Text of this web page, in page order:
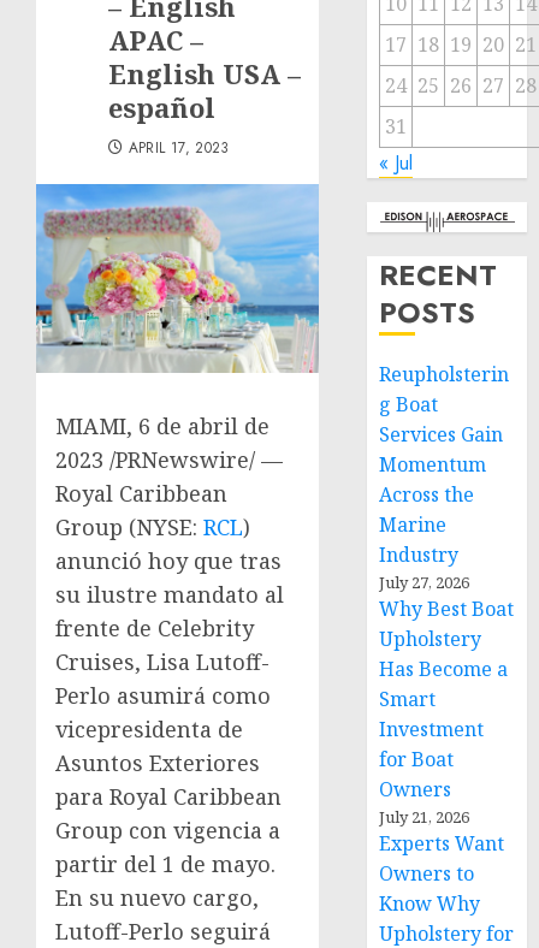
APAC –
English USA –
español
APRIL 17, 2023
MIAMI, 6 de abril de
2023 /PRNewswire/ —
Royal Caribbean
Group (NYSE: RCL)
anunció hoy que tras
su ilustre mandato al
frente de Celebrity
Cruises, Lisa Lutoff-
Perlo asumirá como
vicepresidenta de
Asuntos Exteriores
para Royal Caribbean
Group con vigencia a
partir del 1 de mayo.
En su nuevo cargo,
Lutoff-Perlo seguirá
17 18 19 20 21
24 25 26 27 28
31
« Jul
RECENT
POSTS
Reupholsterin
g Boat
Services Gain
Momentum
Across the
Marine
Industry
July 27, 2026
Why Best Boat
Upholstery
Has Become a
Smart
Investment
for Boat
Owners
July 21, 2026
Experts Want
Owners to
Know Why
Upholstery for